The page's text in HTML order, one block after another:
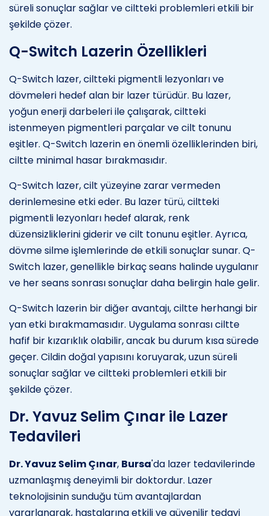
süreli sonuçlar sağlar ve ciltteki problemleri etkili bir
şekilde çözer.
Q-Switch Lazerin Özellikleri
Q-Switch lazer, ciltteki pigmentli lezyonları ve
dövmeleri hedef alan bir lazer türüdür. Bu lazer,
yoğun enerji darbeleri ile çalışarak, ciltteki
istenmeyen pigmentleri parçalar ve cilt tonunu
eşitler. Q-Switch lazerin en önemli özelliklerinden biri,
ciltte minimal hasar bırakmasıdır.
Q-Switch lazer, cilt yüzeyine zarar vermeden
derinlemesine etki eder. Bu lazer türü, ciltteki
pigmentli lezyonları hedef alarak, renk
düzensizliklerini giderir ve cilt tonunu eşitler. Ayrıca,
dövme silme işlemlerinde de etkili sonuçlar sunar. Q-
Switch lazer, genellikle birkaç seans halinde uygulanır
ve her seans sonrası sonuçlar daha belirgin hale gelir.
Q-Switch lazerin bir diğer avantajı, ciltte herhangi bir
yan etki bırakmamasıdır. Uygulama sonrası ciltte
hafif bir kızarıklık olabilir, ancak bu durum kısa sürede
geçer. Cildin doğal yapısını koruyarak, uzun süreli
sonuçlar sağlar ve ciltteki problemleri etkili bir
şekilde çözer.
Dr. Yavuz Selim Çınar ile Lazer
Tedavileri
Dr. Yavuz Selim Çınar, Bursa'da lazer tedavilerinde
uzmanlaşmış deneyimli bir doktordur. Lazer
teknolojisinin sunduğu tüm avantajlardan
yararlanarak, hastalarına etkili ve güvenilir tedavi